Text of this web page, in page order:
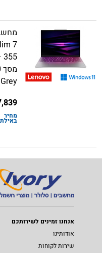
Grey
מחיר
אנחנו זמינים לשירותכם
אודותינו
שירות לקוחות